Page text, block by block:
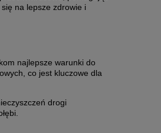
na lepsze zdrowie i
najlepsze warunki do
co jest kluczowe dla
drogi